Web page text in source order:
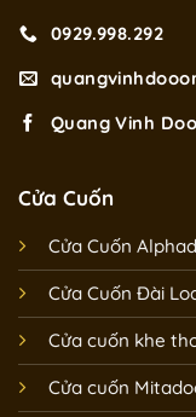
0929.998.292
Quang Vinh
Cửa Cuốn
Cửa Cuốn
Cửa Cuốn Đài
Cửa cuốn khe
Cửa cuốn